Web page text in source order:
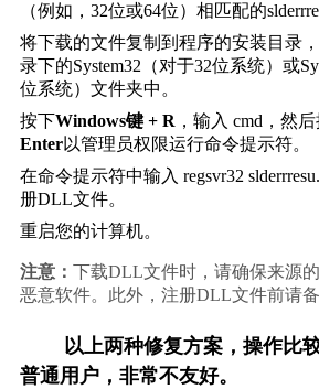
（例如，32位或64位）相匹配的
将下载的文件复制到程序的安装目录
录下的System32（对于32位系统）或
位系统）文件夹中。
按下Windows键 + R ，输入 cmd ，然
Enter以管理员权限运行命令提示符。
在命令提示符中输入 regsvr32
册DLL文件。
重启您的计算机。
注意： 下载DLL文件时，请确保来源
恶意软件。此外，注册DLL文件前请备
以上两种修复方案，操作比较
普通用户，非常不友好。